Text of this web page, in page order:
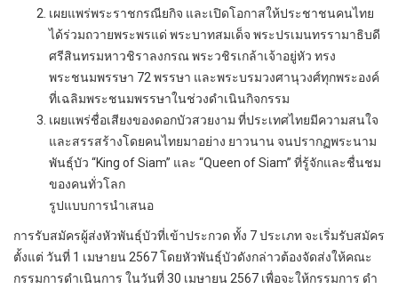
เผยแพร่พระราชกรณียกิจ และเปิดโอกาสให้ประชาชนคนไทย
ได้ร่วมถวายพระพรแด่ พระบาทสมเด็จ พระปรเมนทรรามาธิบดี
ศรีสินทรมหาวชิราลงกรณ พระวชิรเกล้าเจ้าอยู่หัว ทรง
พระชนมพรรษา 72 พรรษา และพระบรมวงศานุวงศ์ทุกพระองค์
ที่เฉลิมพระชนมพรรษาในช่วงดําเนินกิจกรรม
เผยแพร่ชื่อเสียงของดอกบัวสวยงาม ที่ประเทศไทยมีความสนใจ
และสรรสร้างโดยคนไทยมาอย่าง ยาวนาน จนปรากฏพระนาม
พันธุ์บัว “King of Siam” และ “Queen of Siam” ที่รู้จักและชื่นชม
ของคนทั่วโลก
รูปแบบการนําเสนอ
การรับสมัครผู้ส่งหัวพันธุ์บัวที่เข้าประกวด ทั้ง 7 ประเภท จะเริ่มรับสมัคร
ตั้งแต่ วันที่ 1 เมษายน 2567 โดยหัวพันธุ์บัวดังกล่าวต้องจัดส่งให้คณะ
กรรมการดําเนินการ ในวันที่ 30 เมษายน 2567 เพื่อจะให้กรรมการ ดํา